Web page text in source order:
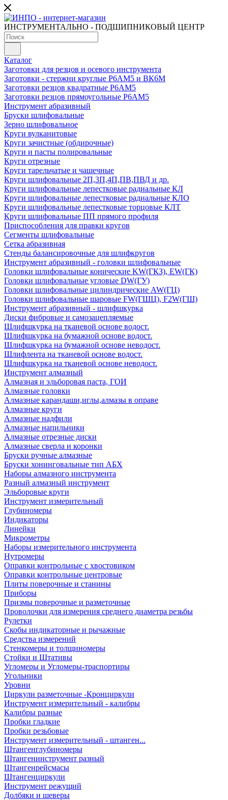
ИНСТРУМЕНТАЛЬНО - ПОДШИПНИКОВЫЙ ЦЕНТР
Каталог
Заготовки для резцов и осевого инструмента
Заготовки - стержни круглые Р6АМ5 и ВК6М
Заготовки резцов квадратные Р6АМ5
Заготовки резцов прямоугольные Р6АМ5
Инструмент абразивный
Бруски шлифовальные
Зерно шлифовальное
Круги вулканитовые
Круги зачистные (обдирочные)
Круги и пасты полировальные
Круги отрезные
Круги тарельчатые и чашечные
Круги шлифовальные 2П,3П,4П,ПВ,ПВД и др.
Круги шлифовальные лепестковые радиальные КЛ
Круги шлифовальные лепестковые радиальные КЛО
Круги шлифовальные лепестковые торцовые КЛТ
Круги шлифовальные ПП прямого профиля
Приспособления для правки кругов
Сегменты шлифовальные
Сетка абразивная
Стенды балансировочные для шлифкругов
Инструмент абразивный - головки шлифовальные
Головки шлифовальные конические KW(ГКЗ), EW(ГК)
Головки шлифовальные угловые DW(ГУ)
Головки шлифовальные цилиндрические AW(ГЦ)
Головки шлифовальные шаровые FW(ГШЦ), F2W(ГШ)
Инструмент абразивный - шлифшкурка
Диски фибровые и самозацепляемые
Шлифшкурка на тканевой основе водост.
Шлифшкурка на бумажной основе водост.
Шлифшкурка на бумажной основе неводост.
Шлифлента на тканевой основе водост.
Шлифшкурка на тканевой основе неводост.
Инструмент алмазный
Алмазная и эльборовая паста, ГОИ
Алмазные головки
Алмазные карандаши,иглы,алмазы в оправе
Алмазные круги
Алмазные надфили
Алмазные напильники
Алмазные отрезные диски
Алмазные сверла и коронки
Бруски ручные алмазные
Бруски хонинговальные тип АБХ
Наборы алмазного инструмента
Разный алмазный инструмент
Эльборовые круги
Инструмент измерительный
Глубиномеры
Индикаторы
Линейки
Микрометры
Наборы измерительного инструмента
Нутромеры
Оправки контрольные с хвостовиком
Оправки контрольные центровые
Плиты поверочные и станины
Приборы
Призмы поверочные и разметочные
Проволочки для измерения среднего диаметра резьбы
Рулетки
Скобы индикаторные и рычажные
Средства измерений
Стенкомеры и толщиномеры
Стойки и Штативы
Угломеры и Угломеры-траспортиры
Угольники
Уровни
Циркули разметочные -Кронциркули
Инструмент измерительный - калибры
Калибры разные
Пробки гладкие
Пробки резьбовые
Инструмент измерительный - штанген...
Штангенглубиномеры
Штангенинструмент разный
Штангенрейсмасы
Штангенциркули
Инструмент режущий
Долбяки и шеверы